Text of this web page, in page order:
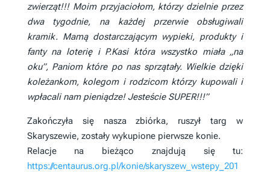
zwierząt!!! Moim przyjaciołom, którzy dzielnie przez
dwa tygodnie, na każdej przerwie obsługiwali
kramik. Mamą dostarczającym wypieki, produkty i
fanty na loterię i P.Kasi która wszystko miała „na
oku”, Paniom które po nas sprzątały. Wielkie dzięki
koleżankom, kolegom i rodzicom którzy kupowali i
wpłacali nam pieniądze! Jesteście SUPER!!!”
Zakończyła się nasza zbiórka, ruszył targ w
Skaryszewie, zostały wykupione pierwsze konie.
Relacje na bieżąco znajdują się tu:
https://centaurus.org.pl/konie/skaryszew_wstepy_201